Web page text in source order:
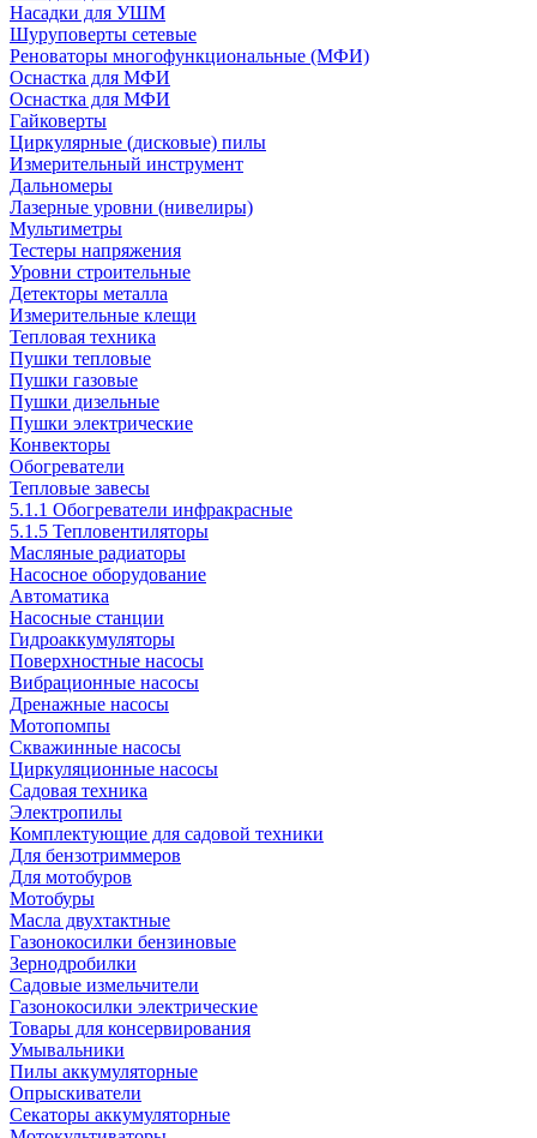
Насадки для УШМ
Шуруповерты сетевые
Реноваторы многофункциональные (МФИ)
Оснастка для МФИ
Оснастка для МФИ
Гайковерты
Циркулярные (дисковые) пилы
Измерительный инструмент
Дальномеры
Лазерные уровни (нивелиры)
Мультиметры
Тестеры напряжения
Уровни строительные
Детекторы металла
Измерительные клещи
Тепловая техника
Пушки тепловые
Пушки газовые
Пушки дизельные
Пушки электрические
Конвекторы
Обогреватели
Тепловые завесы
5.1.1 Обогреватели инфракрасные
5.1.5 Тепловентиляторы
Масляные радиаторы
Насосное оборудование
Автоматика
Насосные станции
Гидроаккумуляторы
Поверхностные насосы
Вибрационные насосы
Дренажные насосы
Мотопомпы
Скважинные насосы
Циркуляционные насосы
Садовая техника
Электропилы
Комплектующие для садовой техники
Для бензотриммеров
Для мотобуров
Мотобуры
Масла двухтактные
Газонокосилки бензиновые
Зернодробилки
Садовые измельчители
Газонокосилки электрические
Товары для консервирования
Умывальники
Пилы аккумуляторные
Опрыскиватели
Секаторы аккумуляторные